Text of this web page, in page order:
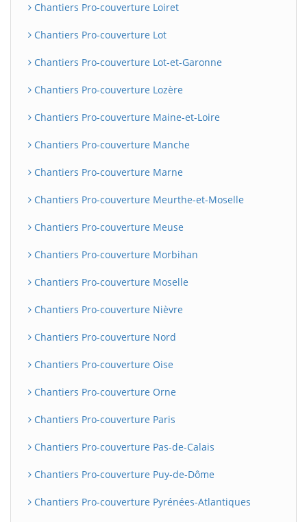
Chantiers Pro-couverture Loiret
Chantiers Pro-couverture Lot
Chantiers Pro-couverture Lot-et-Garonne
Chantiers Pro-couverture Lozère
Chantiers Pro-couverture Maine-et-Loire
Chantiers Pro-couverture Manche
Chantiers Pro-couverture Marne
Chantiers Pro-couverture Meurthe-et-Moselle
Chantiers Pro-couverture Meuse
Chantiers Pro-couverture Morbihan
Chantiers Pro-couverture Moselle
Chantiers Pro-couverture Nièvre
Chantiers Pro-couverture Nord
Chantiers Pro-couverture Oise
Chantiers Pro-couverture Orne
Chantiers Pro-couverture Paris
Chantiers Pro-couverture Pas-de-Calais
Chantiers Pro-couverture Puy-de-Dôme
Chantiers Pro-couverture Pyrénées-Atlantiques